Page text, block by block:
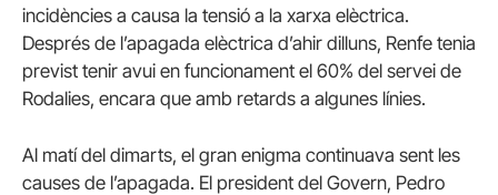
incidències a causa la tensió a la xarxa elèctrica.
Després de l’apagada elèctrica d’ahir dilluns, Renfe tenia
previst tenir avui en funcionament el 60% del servei de
Rodalies, encara que amb retards a algunes línies.
Al matí del dimarts, el gran enigma continuava sent les
causes de l’apagada. El president del Govern, Pedro